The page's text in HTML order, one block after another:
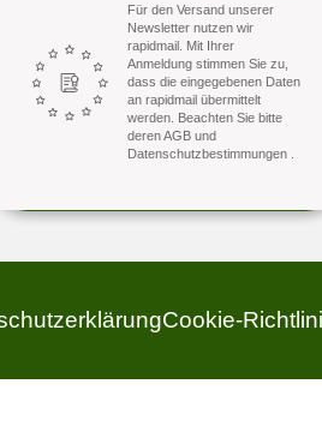
Für den Versand unserer
Newsletter nutzen wir
rapidmail. Mit Ihrer
Anmeldung stimmen Sie zu,
dass die eingegebenen Daten
an rapidmail übermittelt
werden. Beachten Sie bitte
derenAGBund
Datenschutzbestimmungen .
Cookie-